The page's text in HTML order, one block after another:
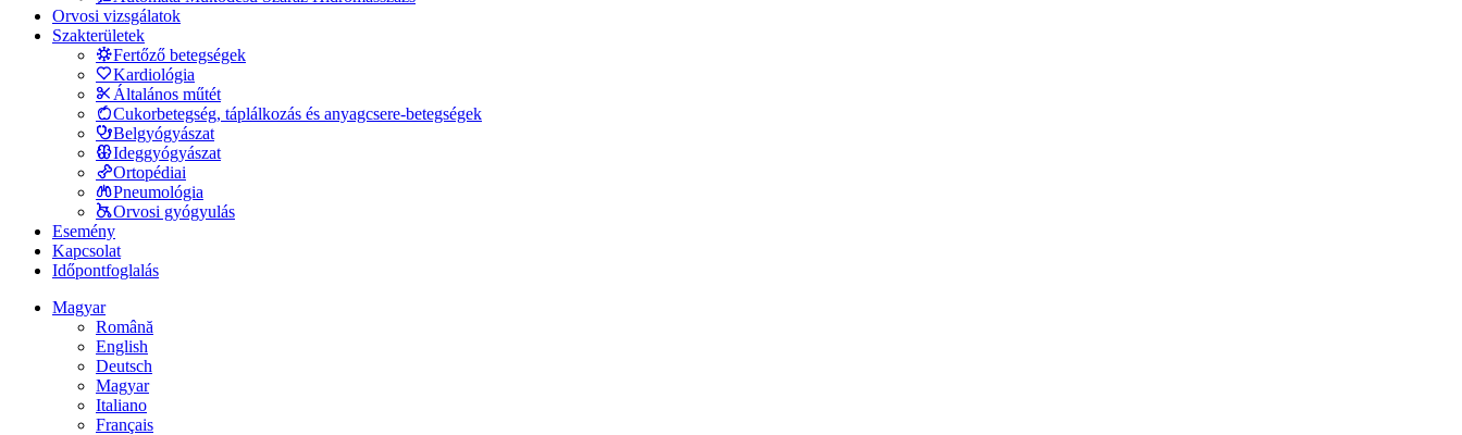
Orvosi vizsgálatok
Szakterületek
Fertőző betegségek
Kardiológia
Általános műtét
Cukorbetegség, táplálkozás és anyagcsere-betegségek
Belgyógyászat
Ideggyógyászat
Ortopédiai
Pneumológia
Orvosi gyógyulás
Esemény
Kapcsolat
Időpontfoglalás
Magyar
Română
English
Deutsch
Magyar
Italiano
Français